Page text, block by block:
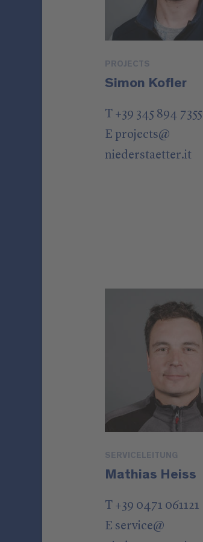
PROJECTS
Simon Kofler
T +39 345 894 7355
E projects@
niederstaetter.it
SERVICELEITUNG
Mathias Heiss
T +39 0471 061121
E service@